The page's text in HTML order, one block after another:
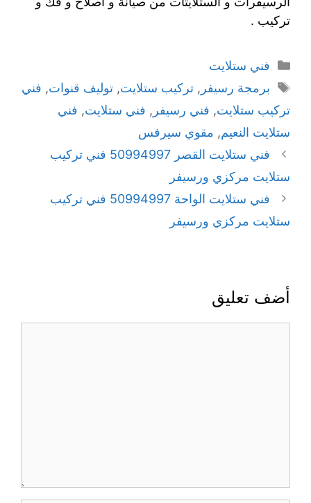
تركيب .
فني ستلايت
برمجة رسيفر , تركيب ستلايت, توليف قنوات, فني
تركيب ستلايت, فني رسيفر , فني ستلايت, فني
ستلايت النعيم, مقوي سيرفس
فني ستلايت القصر 50994997 فني تركيب
ستلايت مركزي ورسيفر
فني ستلايت الواحة 50994997 فني تركيب
ستلايت مركزي ورسيفر
أضف تعليق